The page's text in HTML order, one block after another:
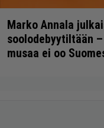
Marko Annala
soolodebyytiltään
musaa ei oo